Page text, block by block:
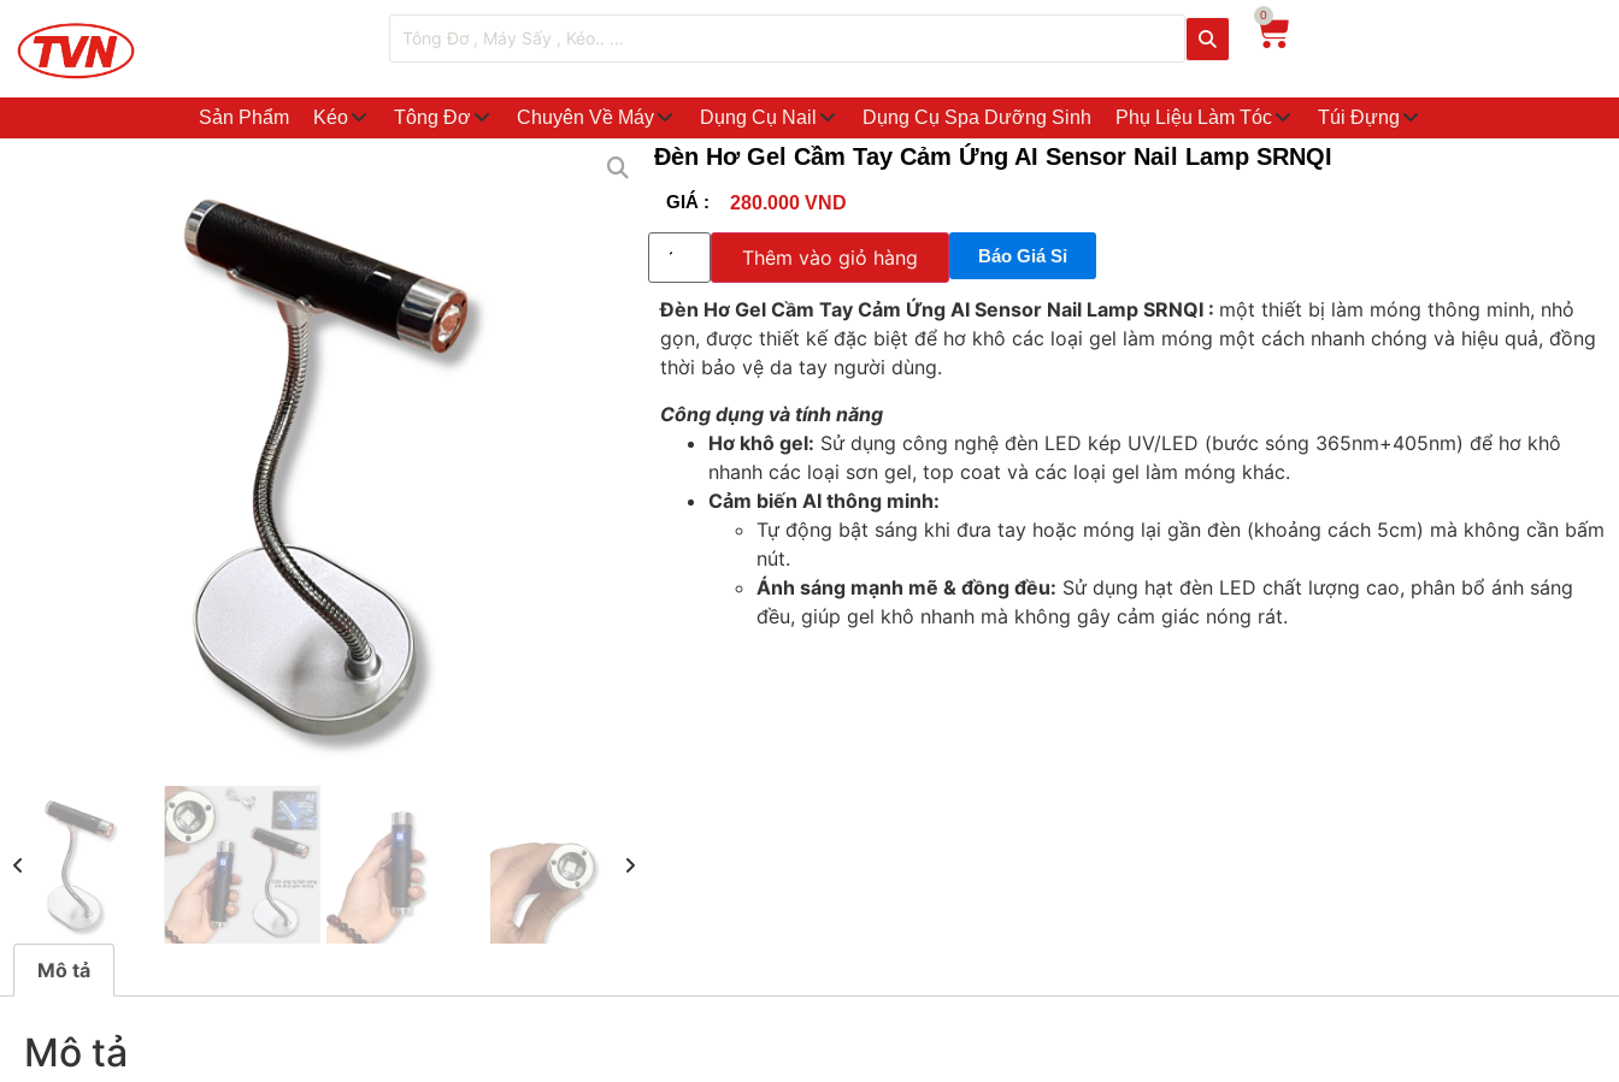
0
Sản Phẩm Kéo Tông Đơ Chuyên Về Máy Dụng Cụ Nail Dụng Cụ Spa Dưỡng Sinh Phụ Liệu Làm Tóc Túi Đựng
Đèn Hơ Gel Cầm Tay Cảm Ứng AI Sensor Nail Lamp SRNQI
GIÁ : 280.000 VND
Thêm vào giỏ hàng Báo Giá Sỉ
Đèn Hơ Gel Cầm Tay Cảm Ứng AI Sensor Nail Lamp SRNQI : một thiết bị làm móng thông minh, nhỏ
gọn, được thiết kế đặc biệt để hơ khô các loại gel làm móng một cách nhanh chóng và hiệu quả, đồng
thời bảo vệ da tay người dùng.
Công dụng và tính năng
Hơ khô gel: Sử dụng công nghệ đèn LED kép UV/LED (bước sóng 365nm+405nm) để hơ khô
nhanh các loại sơn gel, top coat và các loại gel làm móng khác.
Cảm biến AI thông minh:
Tự động bật sáng khi đưa tay hoặc móng lại gần đèn (khoảng cách 5cm) mà không cần bấm
nút.
Ánh sáng mạnh mẽ & đồng đều: Sử dụng hạt đèn LED chất lượng cao, phân bổ ánh sáng
đều, giúp gel khô nhanh mà không gây cảm giác nóng rát.
Mô tả
Mô tả